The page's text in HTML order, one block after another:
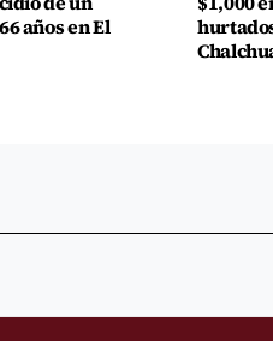
años en El